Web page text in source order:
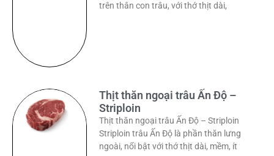
trên thân con trâu, với thớ thịt dài,
Thịt thăn ngoại trâu Ấn Độ –
Striploin
Thịt thăn ngoại trâu Ấn Độ – Striploin
Striploin trâu Ấn Độ là phần thăn lưng
ngoài, nổi bật với thớ thịt dài, mềm, ít